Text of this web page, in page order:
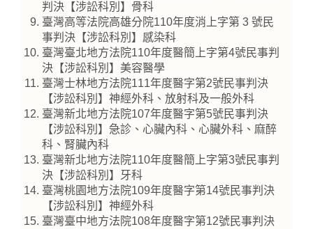
判決【涉訟科別】骨科
臺灣高等法院高雄分院110年度消上字第 3 號民
事判決【涉訟科別】感染科
臺灣臺北地方法院110年度醫簡上字第4號民事判
決【涉訟科別】美容醫學
臺灣士林地方法院111年度醫字第2號民事判決
【涉訟科別】神經外科、放射科及一般外科
臺灣新北地方法院107年度醫字第5號民事判決
【涉訟科別】急診、心臟內科、心臟外科、麻醉
科、腎臟內科
臺灣新北地方法院110年度醫簡上字第3號民事判
決【涉訟科別】牙科
臺灣桃園地方法院109年度醫字第14號民事判決
【涉訟科別】神經外科
臺灣臺中地方法院108年度醫字第12號民事判決